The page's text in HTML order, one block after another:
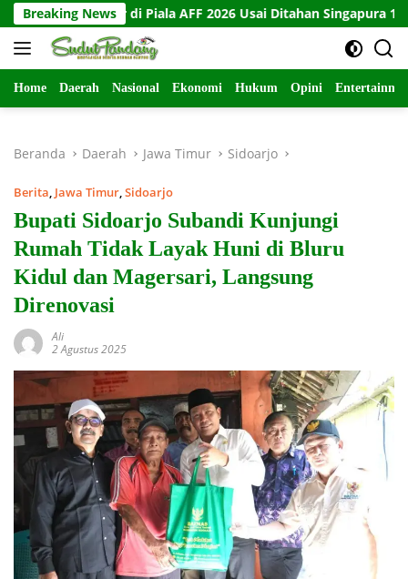
Langsung
ke
konten
Breaking News
di Piala AFF 2026 Usai Ditahan Singapura 1-1
Home Daerah Nasional Ekonomi Hukum Opini
Beranda Daerah Jawa Timur Sidoarjo
Berita, Jawa Timur,Sidoarjo
Bupati Sidoarjo Subandi Kunjungi
Rumah Tidak Layak Huni di Bluru
Kidul dan Magersari, Langsung
Direnovasi
Ali
2 Agustus 2025